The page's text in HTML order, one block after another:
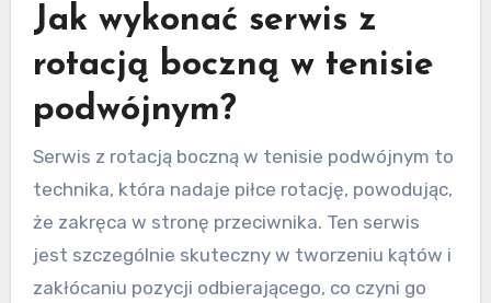
Jak wykonać serwis z
rotacją boczną w tenisie
podwójnym?
Serwis z rotacją boczną w tenisie podwójnym to
technika, która nadaje piłce rotację, powodując,
że zakręca w stronę przeciwnika. Ten serwis
jest szczególnie skuteczny w tworzeniu kątów i
zakłócaniu pozycji odbierającego, co czyni go